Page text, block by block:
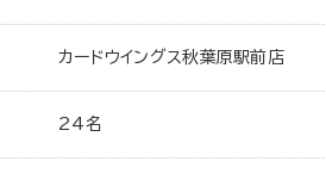
カードウイングス秋葉原駅前店
24名